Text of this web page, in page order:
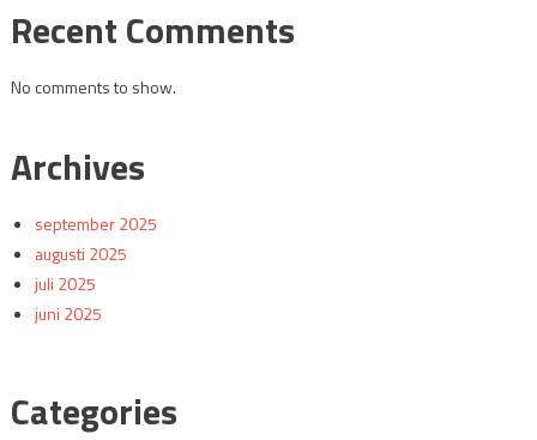
Recent Comments
No comments to show.
Archives
september 2025
augusti 2025
juli 2025
juni 2025
Categories